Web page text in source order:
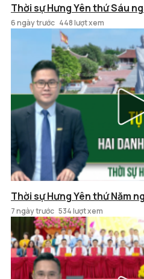
Thời sự Hưng Yên thứ Sáu
6 ngày trước 448 lượt xem
Thời sự Hưng Yên thứ Năm
7 ngày trước 534 lượt xem